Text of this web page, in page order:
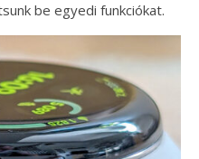
be egyedi funkciókat.